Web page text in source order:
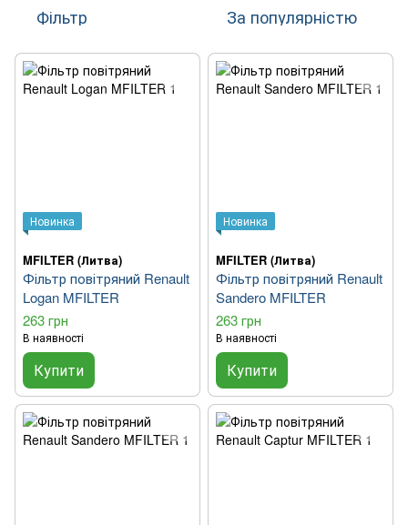
Фільтр За популярністю
Новинка
MFILTER (Литва)
Фільтр повітряний Renault
Logan MFILTER
263 грн
В наявності
Купити
Новинка
MFILTER (Литва)
Фільтр повітряний Renault
Sandero MFILTER
263 грн
В наявності
Купити